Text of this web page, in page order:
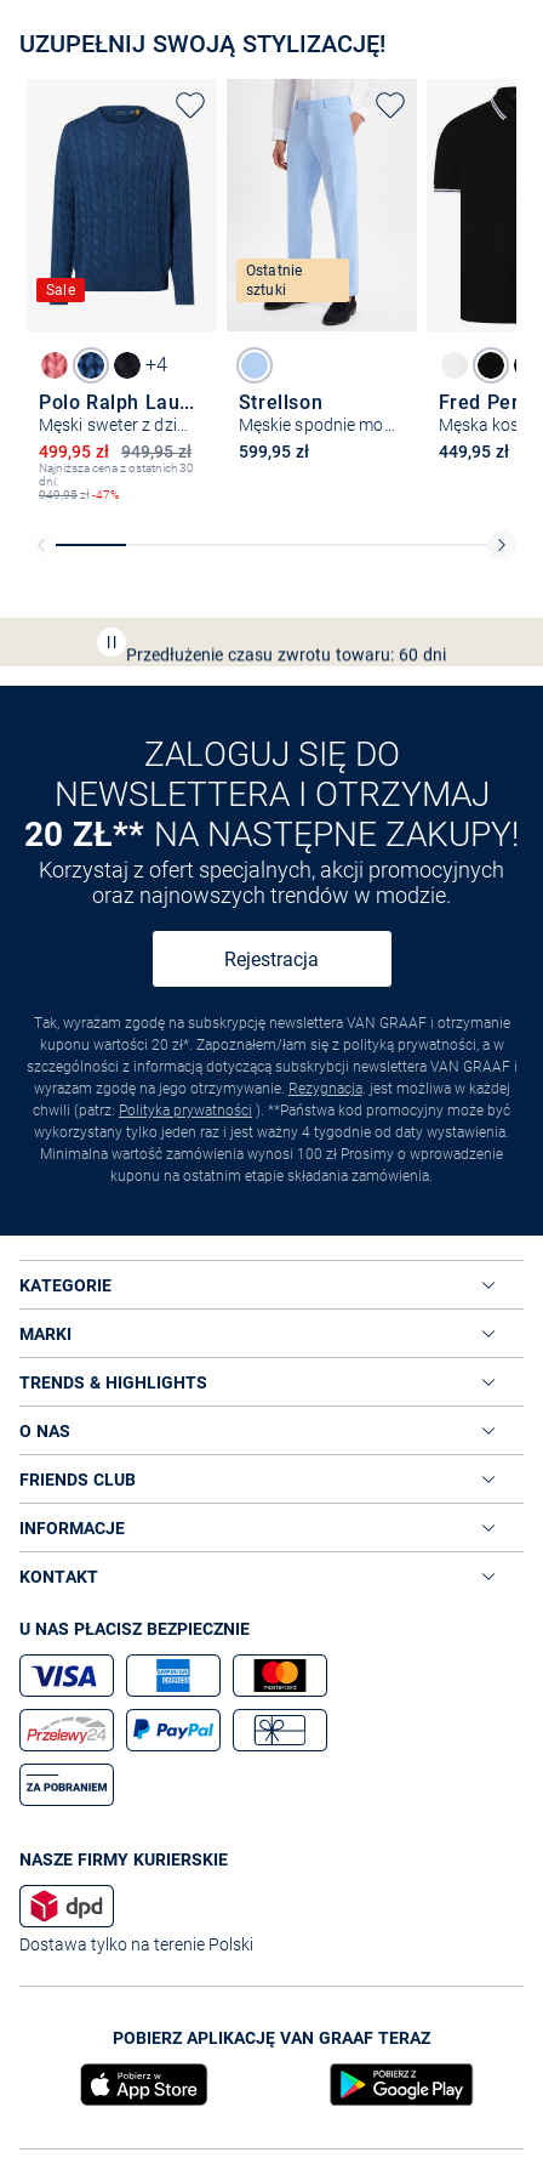
UZUPEŁNIJ SWOJĄ STYLIZACJĘ!
Sale
+4
Polo Ralph Lauren
949,95 zł
Obniżona cena
499,95 zł
Najniższa cena z ostatnich 30
dni:
949,95zł-47%
Ostatnie
sztuki
Strellson
599,95 zł
Fred Perry
449,95 zł
Odkryj aplikację VANGRAAF
ZALOGUJ SIĘ DO
NEWSLETTERA I OTRZYMAJ
20 ZŁ** NA NASTĘPNE ZAKUPY!
Korzystaj z ofert specjalnych, akcji promocyjnych
oraz najnowszych trendów w modzie.
Rejestracja
Tak, wyrażam zgodę na subskrypcję newslettera VAN GRAAF i otrzymanie
kuponu wartości 20 zł*. Zapoznałem/łam się z polityką prywatności, a w
szczególności z informacją dotyczącą subskrybcji newslettera VAN GRAAF i
wyrażam zgodę na jego otrzymywanie. Rezygnacja. jest możliwa w każdej
chwili (patrz: Polityka prywatności ). **Państwa kod promocyjny może być
wykorzystany tylko jeden raz i jest ważny 4 tygodnie od daty wystawienia.
Minimalna wartość zamówienia wynosi 100 zł Prosimy o wprowadzenie
kuponu na ostatnim etapie składania zamówienia.
KATEGORIE
MARKI
TRENDS & HIGHLIGHTS
O NAS
FRIENDS CLUB
INFORMACJE
KONTAKT
U NAS PŁACISZ BEZPIECZNIE
NASZE FIRMY KURIERSKIE
Dostawa tylko na terenie Polski
POBIERZ APLIKACJĘ VAN GRAAF TERAZ